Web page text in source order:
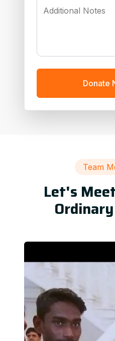
Additional Notes
Donate
Team
Let's